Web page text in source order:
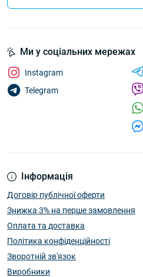
Інформація
Договір публічної оферти
Знижка 3% на перше замовлення
Оплата та доставка
Політика конфіденційності
Зворотній зв'язок
Виробники
Ми у соціальних мережах
Instagram
Telegram